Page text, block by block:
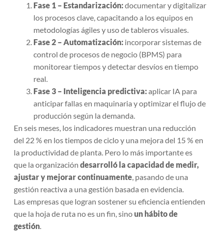
Fase 1 – Estandarización:documentar y digitalizar
los procesos clave, capacitando a los equipos en
metodologías ágiles y uso de tableros visuales.
Fase 2 – Automatización: incorporar sistemas de
control de procesos de negocio (BPMS) para
monitorear tiempos y detectar desvíos en tiempo
real.
Fase 3 – Inteligencia predictiva:aplicar IA para
anticipar fallas en maquinaria y optimizar el flujo de
producción según la demanda.
En seis meses, los indicadores muestran una reducción
del 22 % en los tiempos de ciclo y una mejora del 15 % en
la productividad de planta. Pero lo más importante es
que la organización desarrolló la capacidad de medir,
ajustar y mejorar continuamente, pasando de una
gestión reactiva a una gestión basada en evidencia.
Las empresas que logran sostener su eficiencia entienden
que la hoja de ruta no es un fin, sinoun hábito de
gestión.